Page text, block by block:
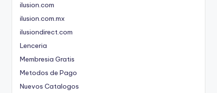
ilusion.com
ilusion.com.mx
ilusiondirect.com
Lenceria
Membresia Gratis
Metodos de Pago
Nuevos Catalogos